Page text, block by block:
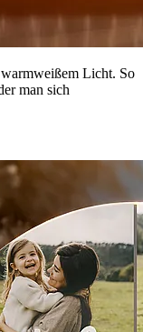
Licht. So
man sich